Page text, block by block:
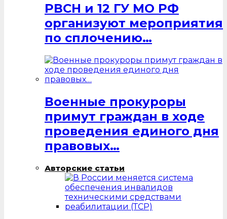
РВСН и 12 ГУ МО РФ
организуют мероприятия
по сплочению…
Военные прокуроры
примут граждан в ходе
проведения единого дня
правовых…
Авторские статьи